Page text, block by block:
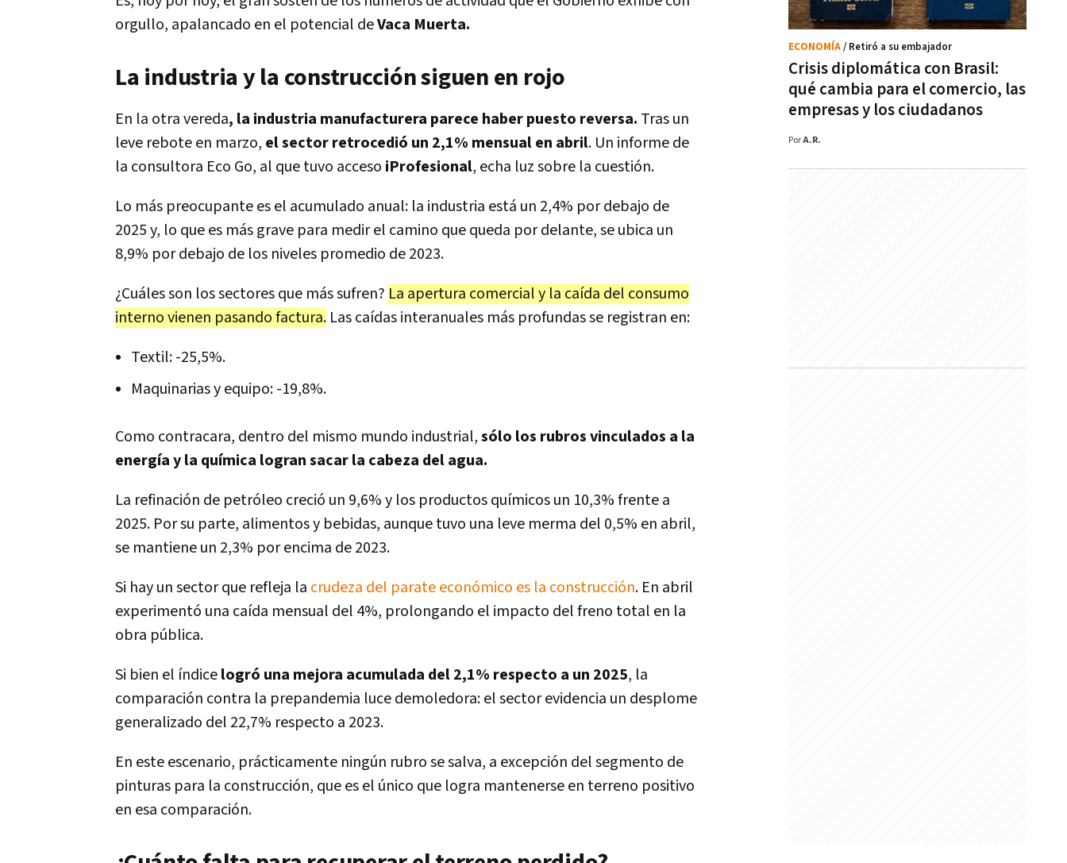
orgullo, apalancado en el potencial deVaca Muerta.
La industria y la construcción siguen en rojo
En la otra vereda, la industria manufacturera parece haber puesto reversa. Tras un
leve rebote en marzo, el sector retrocedió un 2,1% mensual en abril. Un informe de
la consultora Eco Go, al que tuvo acceso iProfesional, echa luz sobre la cuestión.
Lo más preocupante es el acumulado anual: la industria está un 2,4% por debajo de
2025 y, lo que es más grave para medir el camino que queda por delante, se ubica un
8,9% por debajo de los niveles promedio de 2023.
¿Cuáles son los sectores que más sufren? La apertura comercial y la caída del consumo
interno vienen pasando factura. Las caídas interanuales más profundas se registran en:
Textil: -25,5%.
Maquinarias y equipo: -19,8%.
Como contracara, dentro del mismo mundo industrial,sólo los rubros vinculados a la
energía y la química logran sacar la cabeza del agua.
La refinación de petróleo creció un 9,6% y los productos químicos un 10,3% frente a
2025. Por su parte, alimentos y bebidas, aunque tuvo una leve merma del 0,5% en abril,
se mantiene un 2,3% por encima de 2023.
Si hay un sector que refleja la crudeza del parate económico es la construcción. En abril
experimentó una caída mensual del 4%, prolongando el impacto del freno total en la
obra pública.
Si bien el índicelogró una mejora acumulada del 2,1% respecto a un 2025, la
comparación contra la prepandemia luce demoledora: el sector evidencia un desplome
generalizado del 22,7% respecto a 2023.
En este escenario, prácticamente ningún rubro se salva, a excepción del segmento de
pinturas para la construcción, que es el único que logra mantenerse en terreno positivo
en esa comparación.
Crisis diplomática con Brasil:
qué cambia para el comercio, las
empresas y los ciudadanos
ECONOMÍA/ Retiró a su embajador
PorA.R.